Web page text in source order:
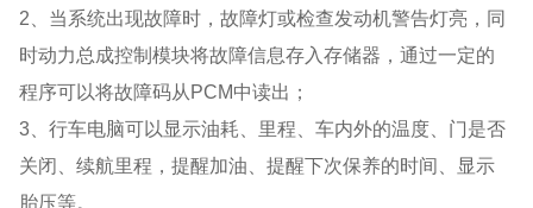
2、当系统出现故障时，故障灯或检查发动机警告灯亮，同
时动力总成控制模块将故障信息存入存储器，通过一定的
程序可以将故障码从PCM中读出；
3、行车电脑可以显示油耗、里程、车内外的温度、门是否
关闭、续航里程，提醒加油、提醒下次保养的时间、显示
胎压等。